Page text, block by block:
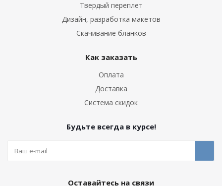
Твердый переплет
Дизайн, разработка макетов
Скачивание бланков
Как заказать
Оплата
Доставка
Система скидок
Будьте всегда в курсе!
Оставайтесь на связи